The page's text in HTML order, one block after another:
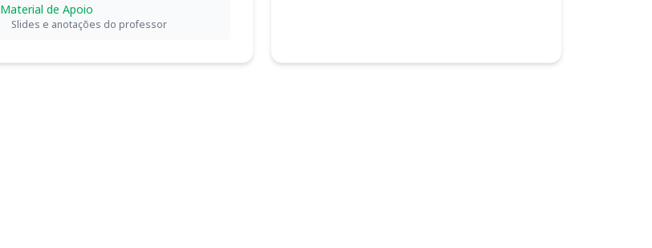
Material de Apoio
Slides e anotações do professor